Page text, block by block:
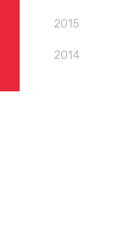
2015
2014